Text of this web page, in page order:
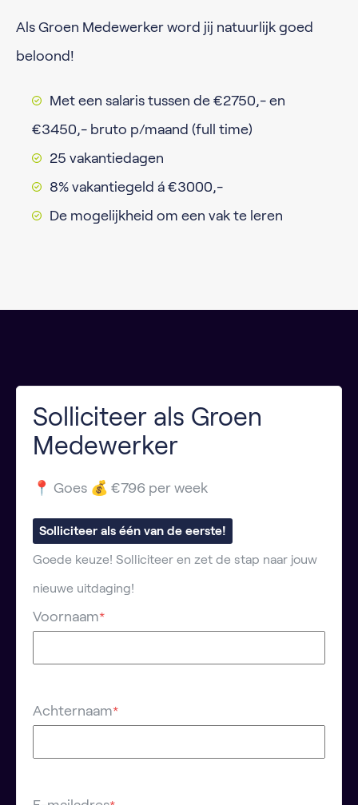
Als Groen Medewerker word jij natuurlijk goed
beloond!
Met een salaris tussen de €2750,- en
€3450,- bruto p/maand (full time)
25 vakantiedagen
8% vakantiegeld á €3000,-
De mogelijkheid om een vak te leren
Solliciteer als Groen
Medewerker
📍 Goes 💰 €796 per week
Solliciteer als één van de eerste!
Goede keuze! Solliciteer en zet de stap naar jouw
nieuwe uitdaging!
Voornaam*
Achternaam*